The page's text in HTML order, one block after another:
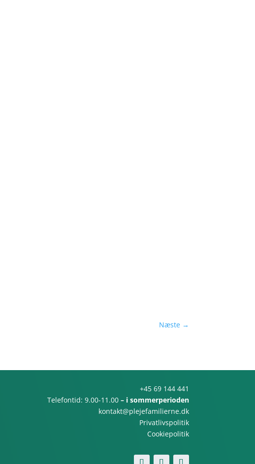
Næste→
+45 69 144 441
Telefontid: 9.00-11.00 – i sommerperioden
kontakt@plejefamilierne.dk
Privatlivspolitik
Cookiepolitik